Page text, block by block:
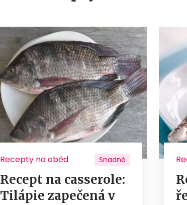
Recepty na oběd Snadné
Recept na casserole:
Tilápie zapečená v